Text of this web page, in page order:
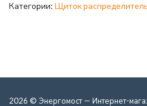
Категории: Щиток
2026 © Энергомост — Интернет-